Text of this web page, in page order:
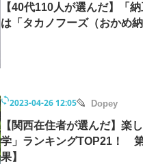
【40代110人が選んだ】「
は「タカノフーズ（おかめ
2023-04-26 12:05 Dopey
【関西在住者が選んだ】楽
学」ランキングTOP21！
果】